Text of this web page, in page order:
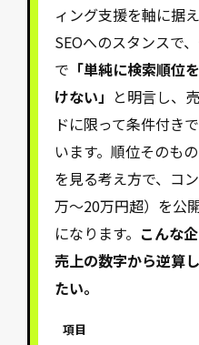
ィング支援を軸に据
SEOへのスタンスで
で 「単純に検索順位
けない」 と明言し、
ドに限って条件付き
います。順位そのも
を見る考え方で、コ
万〜20万円超）を公
になります。 こんな
売上の数字から逆算
たい。
項目